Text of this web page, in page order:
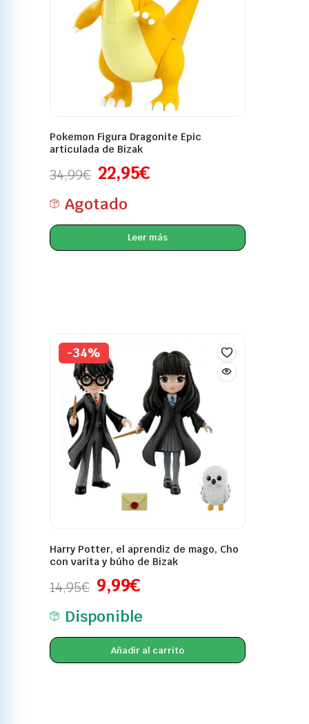
Pokemon Figura Dragonite Epic
articulada de Bizak
34,99€ 22,95€
Agotado
Leer más
-34%
Harry Potter, el aprendiz de mago, Cho
con varita y búho de Bizak
14,95€ 9,99€
Disponible
Añadir al carrito